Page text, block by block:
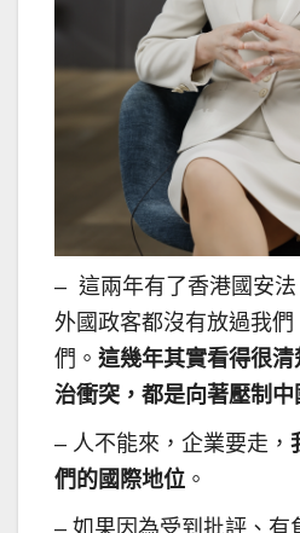
– 這兩年有了香港國安
外國政客都沒有放過我
們。 這幾年其實看得很
治衝突，都是向著壓制中
– 人不能來，企業要走，
們的國際地位 。